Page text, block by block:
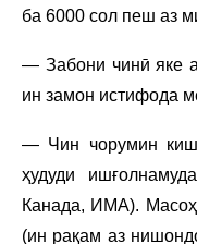
ба 6000 сол пеш аз
— Забони чинӣ яке
ин замон истифода
— Чин чорумин
ҳудуди
Канада, ИМА).
(ин рақам аз